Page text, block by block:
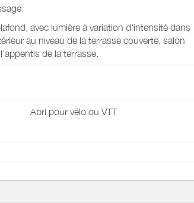
avec lumière à variation d'intensité dans
au niveau de la terrasse couverte, salon
de la terrasse.
Abri pour vélo ou VTT